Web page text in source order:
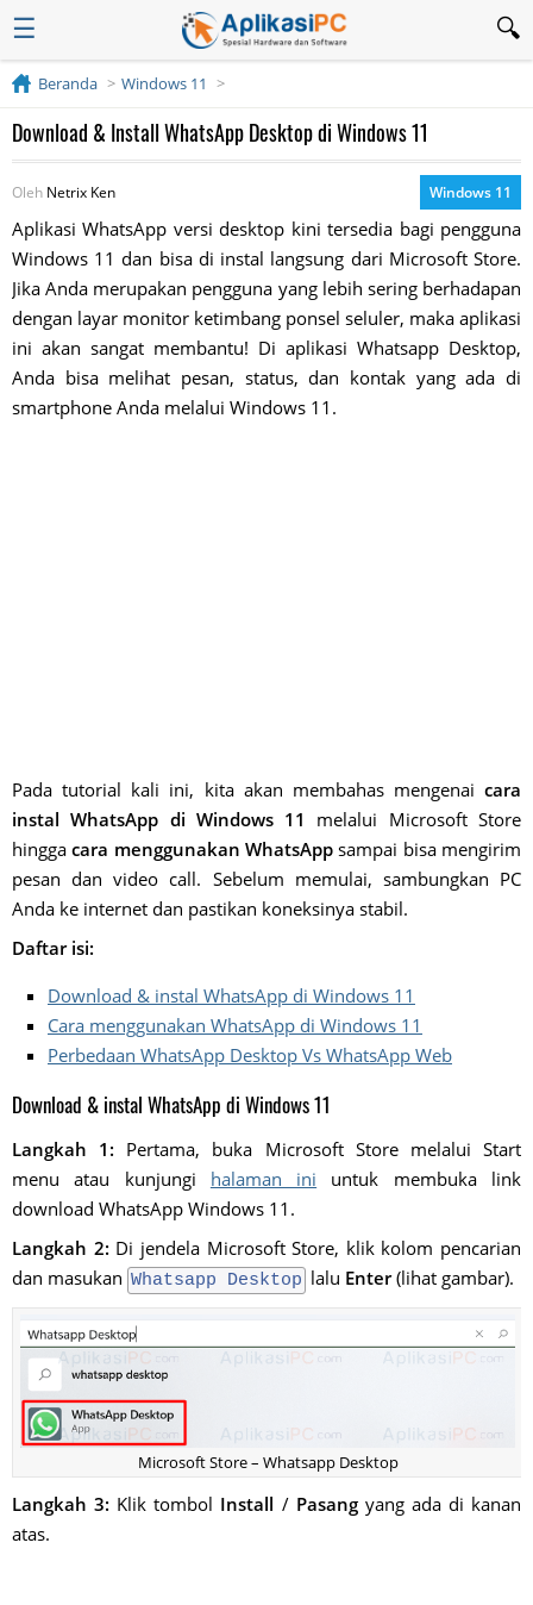
☰
Beranda Windows 11
Download & Install WhatsApp Desktop di Windows 11
Oleh Netrix Ken Windows 11
Aplikasi WhatsApp versi desktop kini tersedia bagi pengguna
Windows 11 dan bisa di instal langsung dari Microsoft Store.
Jika Anda merupakan pengguna yang lebih sering berhadapan
dengan layar monitor ketimbang ponsel seluler, maka aplikasi
ini akan sangat membantu! Di aplikasi Whatsapp Desktop,
Anda bisa melihat pesan, status, dan kontak yang ada di
smartphone Anda melalui Windows 11.
Pada tutorial kali ini, kita akan membahas mengenai cara
instal WhatsApp di Windows 11
melalui Microsoft Store
hinggacara menggunakan WhatsApp sampai bisa mengirim
pesan dan video call. Sebelum memulai, sambungkan PC
Anda ke internet dan pastikan koneksinya stabil.
Daftar isi:
Download & instal WhatsApp di Windows 11
Cara menggunakan WhatsApp di Windows 11
Perbedaan WhatsApp Desktop Vs WhatsApp Web
Download & instal WhatsApp di Windows 11
Langkah 1: Pertama, buka Microsoft Store melalui Start
menu atau kunjungi halaman ini untuk membuka link
download WhatsApp Windows 11.
Langkah 2: Di jendela Microsoft Store, klik kolom pencarian
dan masukan Whatsapp Desktop lalu Enter(lihat gambar).
Microsoft Store – Whatsapp Desktop
Langkah 3: Klik tombol Install / Pasangyang ada di kanan
atas.